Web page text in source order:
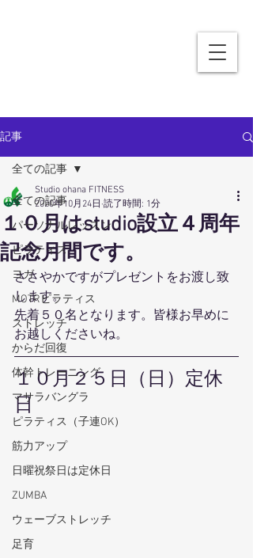
記事
全ての記事
パーソナルレッスン
ピラティス
ヨガ
MOTRピラティス
ストレッチ
からだ回復
体幹トレーニング
マサラバングラ
ピラティス（子連OK）
筋力アップ
日曜祝祭日は定休日
ZUMBA
ウェーブストレッチ
足育
全ての記事
１０月はstudio設立４周年
記念月間です。
Studio ohana FITNESS
2020年10月24日 読了時間: 1分
ささやかですがプレゼントをお渡し致
します。
先着５０名となります。皆様お早めに
お越しくださいね。
１０月２５日（日）定休
日